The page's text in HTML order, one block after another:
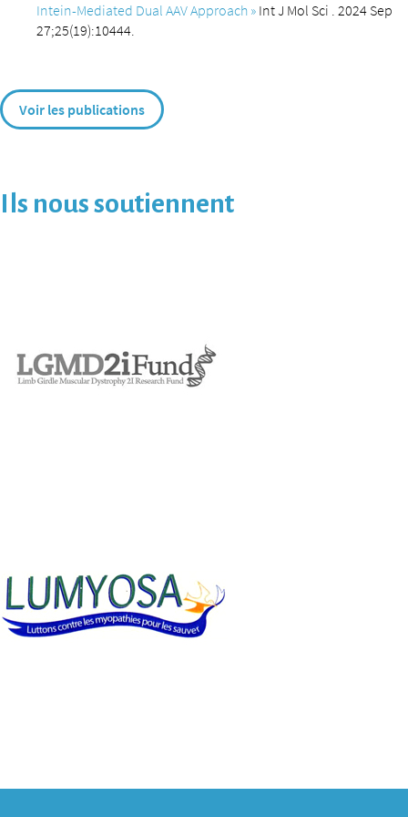
Intein-Mediated Dual AAV Approach » Int J Mol Sci . 2024 Sep
27;25(19):10444.
Voir les publications
Ils nous soutiennent